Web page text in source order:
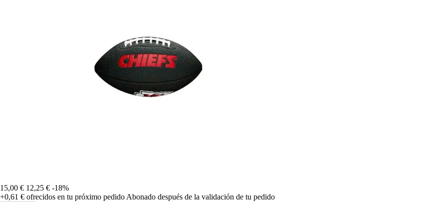
15,00 € 12,25 € -18%
+0,61 € ofrecidos en tu próximo pedido Abonado después de la validación de tu pedido